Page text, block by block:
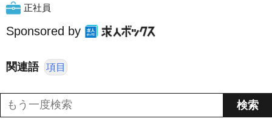
正社員
Sponsored by
関連語 項目